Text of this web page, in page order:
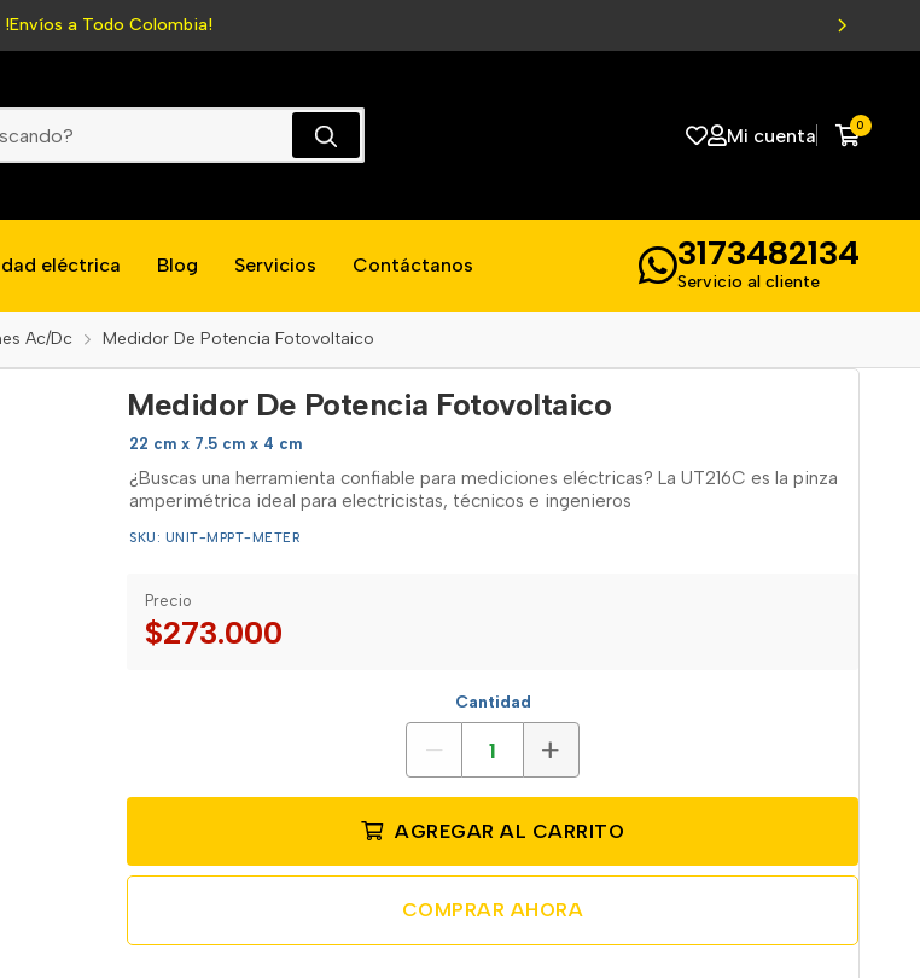
Medidor De Potencia Fotovoltaico
!Envíos a Todo Colombia!
Mi cuenta 0
eléctrica Blog Servicios Contáctanos 3173482134
Servicio al cliente
Ac/Dc Medidor De Potencia Fotovoltaico
Medidor De Potencia Fotovoltaico
22 cm x 7.5 cm x 4 cm
¿Buscas una herramienta confiable para mediciones eléctricas? La UT216C es la pinza
amperimétrica ideal para electricistas, técnicos e ingenieros
SKU: UNIT-MPPT-METER
Precio
$273.000
Cantidad
AGREGAR AL CARRITO
COMPRAR AHORA